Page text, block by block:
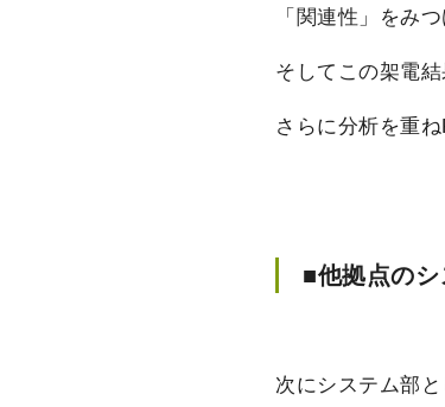
「関連性」をみ
そしてこの架電
さらに分析を重
■他拠点の
次にシステム部